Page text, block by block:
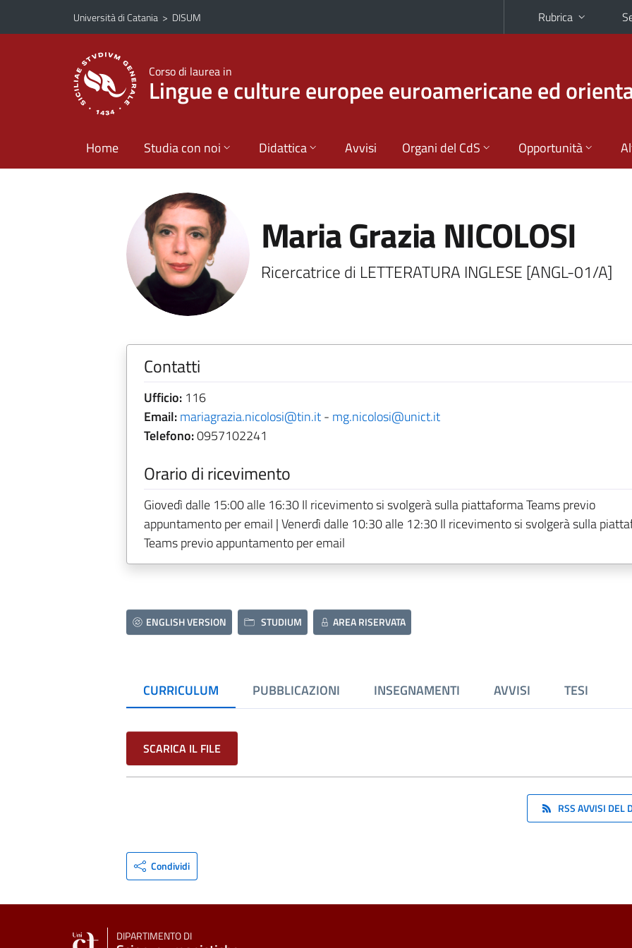
Vai al contenuto principale
Vai al menu di navigazione
Università di Catania > DISUM Rubrica
Corso di laurea in
Lingue e culture europee euroamericane ed
Home Studia con noi Didattica Avvisi Organi del CdS Opportunità
Maria Grazia NICOLOSI
Ricercatrice di LETTERATURA INGLESE [ANGL-01/A]
Contatti
Ufficio:116
Email:mariagrazia.nicolosi@tin.it- mg.nicolosi@unict.it
Telefono:0957102241
Orario di ricevimento
Giovedì dalle 15:00 alle 16:30 Il ricevimento si svolgerà sulla piattaforma Teams previo
appuntamento per email | Venerdì dalle 10:30 alle 12:30 Il ricevimento si svolgerà sulla
Teams previo appuntamento per email
ENGLISH VERSION STUDIUM AREA RISERVATA
CURRICULUM PUBBLICAZIONI INSEGNAMENTI AVVISI TESI
SCARICA IL FILE
RSS AVVISI DEL
Condividi
DIPARTIMENTO DI